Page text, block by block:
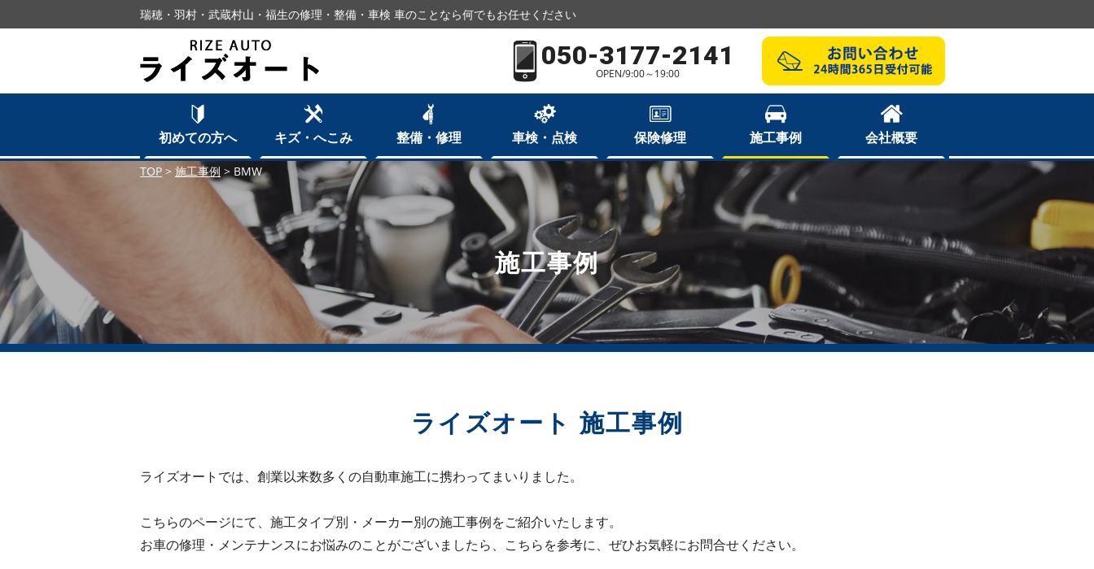
瑞穂・羽村・武蔵村山・福生の修理・整備・車検 車のことなら何でもお任せください
050-3177-2141
OPEN/9:00～19:00
初めての方へ キズ・へこみ 整備・修理 車検・点検 保険修理 施工事例 会社概要
TOP > 施工事例 > BMW
施工事例
ライズオート 施工事例
ライズオートでは、創業以来数多くの自動車施工に携わってまいりました。
こちらのページにて、施工タイプ別・メーカー別の施工事例をご紹介いたします。
お車の修理・メンテナンスにお悩みのことがございましたら、こちらを参考に、ぜひお気軽にお問合せください。